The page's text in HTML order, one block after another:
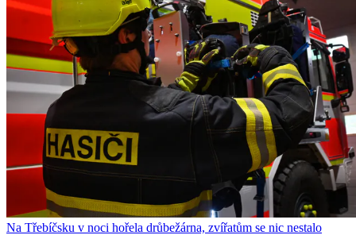
Na Třebíčsku v noci hořela drůbežárna, zvířatům se nic nestalo